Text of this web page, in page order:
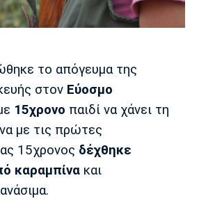
Ρεάλ
Μαδρίτης
Ατλέτικο
Μαδρίτης
το απόγευμα της
στον Εύοσμο
15χρονο παιδί να χάνει τη
με τις πρώτες
15χρονος δέχθηκε
καραμπίνα και